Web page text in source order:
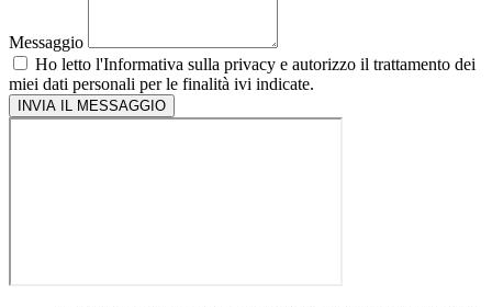
Messaggio
Ho letto l'Informativa sulla privacy e autorizzo il trattamento dei
miei dati personali per le finalità ivi indicate.
INVIA IL MESSAGGIO